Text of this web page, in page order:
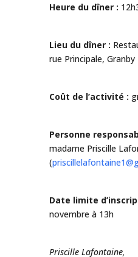
Heure du dîner :
Lieu du dîner :
rue Principale, Granby
Coût de l’activité :
Personne
madame Priscille
(
Date limite
novembre à 13h
Priscille Lafontaine,